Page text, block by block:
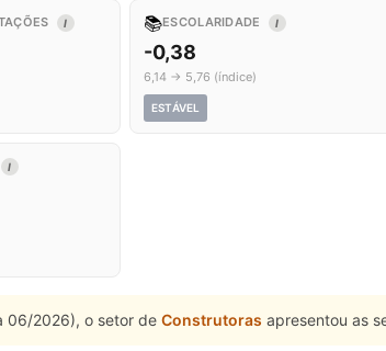
I 📚ESCOLARIDADE I
-0,38
6,14 → 5,76 (índice)
ESTÁVEL
I
06/2026), o setor de Construtoras apresentou as